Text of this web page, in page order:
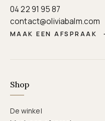
04 22 91 95 87
contact@oliviabalm.com
MAAK EEN AFSPRAAK
Shop
De winkel